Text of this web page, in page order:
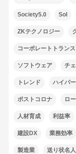
Society5.0 SoI
ZKテクノロジー
コーポレートトラン
ソフトウェア チ
トレンド ハイパ
ポストコロナ ロ
人材育成 利益率
建設DX 業務効率
製造業 送り状名人